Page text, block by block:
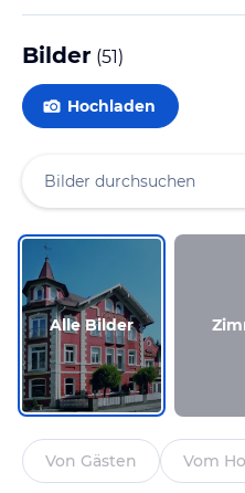
Bilder (51)
Hochladen
Alle Bilder
Von Gästen Vom